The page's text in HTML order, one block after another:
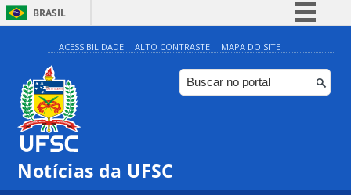
BRASIL
Simplifique!
Comunica BR
Participe
ACESSIBILIDADE ALTO CONTRASTE MAPA DO SITE
Notícias da UFSC